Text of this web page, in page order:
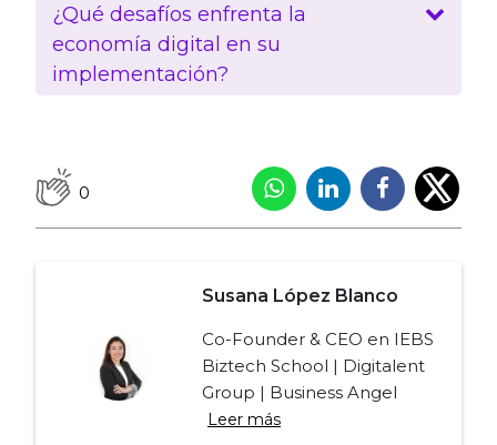
¿Qué desafíos enfrenta la
economía digital en su
implementación?
0
Susana López Blanco
Co-Founder & CEO en IEBS
Biztech School | Digitalent
Group | Business Angel
Leer más